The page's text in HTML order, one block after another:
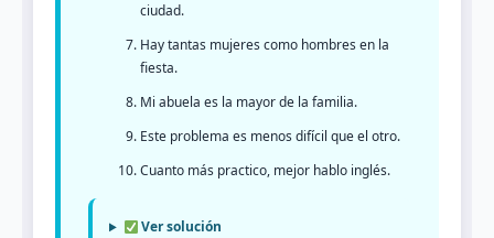
ciudad.
Hay tantas mujeres como hombres en la
fiesta.
Mi abuela es la mayor de la familia.
Este problema es menos difícil que el otro.
Cuanto más practico, mejor hablo inglés.
Ver solución